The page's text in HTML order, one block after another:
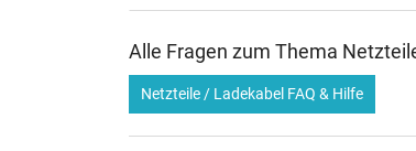
Alle Fragen zum Thema
Netzteile / Ladekabel FAQ & Hilfe